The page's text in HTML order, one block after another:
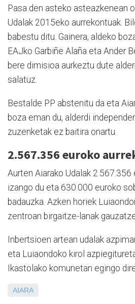
Pasa den asteko asteazkenean
Udalak 2015eko aurrekontuak.
babestu ditu. Gainera, aldeko
EAJko Garbiñe Alaña eta Ander
bere dimisioa aurkeztu dute
salatuz.
Bestalde PP abstenitu da eta
boza eman du, alderdi
zuzenketak ez baitira onartu.
2.567.356 euroko
Aurten Aiarako Udalak 2.567.356
izango du eta 630.000 euroko
badauzka. Azken horiek
zentroan birgaitze-lanak
Inbertsioen artean udalak
eta Luiaondoko kirol
Ikastolako komunetan egingo
AIARA